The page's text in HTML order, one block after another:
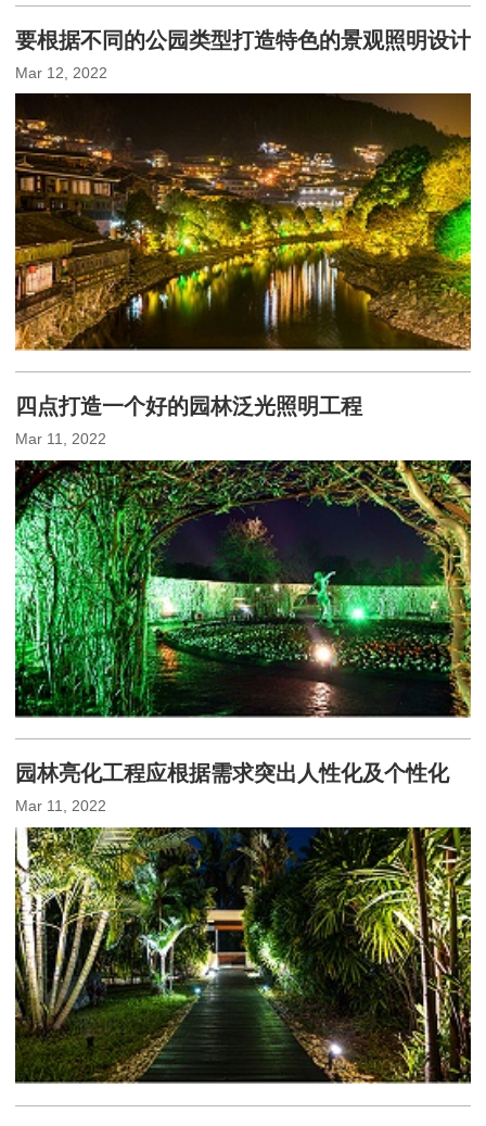
要根据不同的公园类型打造特色的景观照明设计
Mar 12, 2022
四点打造一个好的园林泛光照明工程
Mar 11, 2022
园林亮化工程应根据需求突出人性化及个性化
Mar 11, 2022